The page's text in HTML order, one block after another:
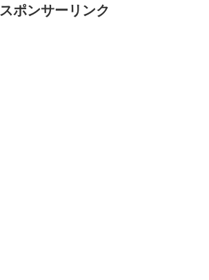
スポンサーリンク